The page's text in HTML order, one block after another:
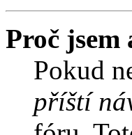
Proč jsem
Pokud
příští